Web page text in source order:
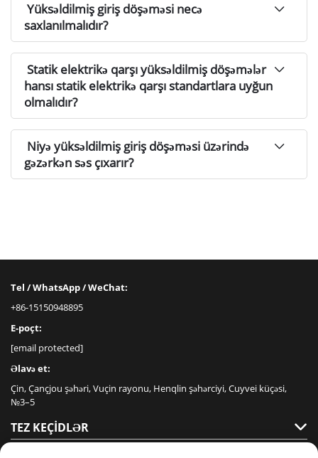
Yüksəldilmiş giriş döşəməsi necə
saxlanılmalıdır?
Statik elektrikə qarşı yüksəldilmiş döşəmələr
hansı statik elektrikə qarşı standartlara uyğun
olmalıdır?
Niyə yüksəldilmiş giriş döşəməsi üzərində
gəzərkən səs çıxarır?
Tel / WhatsApp / WeChat:
+86-15150948895
E-poçt:
[email protected]
Əlavə et:
Çin, Çançjou şəhəri, Vuçin rayonu, Henqlin şəhərciyi, Cuyvei küçəsi,
№3–5
TEZ KEÇIDLƏR